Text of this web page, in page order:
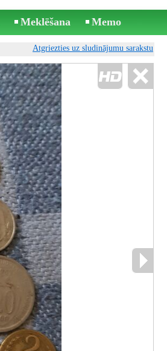
Meklēšana Memo
Atgriezties uz sludinājumu sarakstu